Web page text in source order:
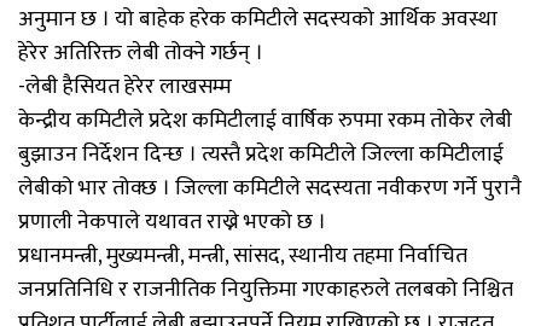
अनुमान छ । यो बाहेक हरेक कमिटीले सदस्यको आर्थिक अवस्था
हेरेर अतिरिक्त लेबी तोक्ने गर्छन् ।
-लेबी हैसियत हेरेर लाखसम्म
केन्द्रीय कमिटीले प्रदेश कमिटीलाई वार्षिक रुपमा रकम तोकेर लेबी
बुझाउन निर्देशन दिन्छ । त्यस्तै प्रदेश कमिटीले जिल्ला कमिटीलाई
लेबीको भार तोक्छ । जिल्ला कमिटीले सदस्यता नवीकरण गर्ने पुरानै
प्रणाली नेकपाले यथावत राख्ने भएको छ ।
प्रधानमन्त्री, मुख्यमन्त्री, मन्त्री, सांसद, स्थानीय तहमा निर्वाचित
जनप्रतिनिधि र राजनीतिक नियुक्तिमा गएकाहरुले तलबको निश्चित